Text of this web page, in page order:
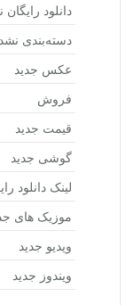
دانلود رایگان
دسته‌بندی
عکس جدید
فروش
قیمت جدید
گوشی جدید
لینک دانلود
موزیک های
ویدیو جدید
ویندوز جدید